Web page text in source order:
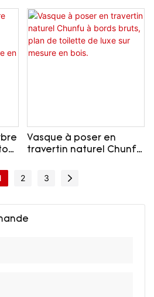
Chunfu, meuble-lavabo
suspendu de luxe en
bois cannelé sur mesure
Vasque à poser en
travertin naturel Chunfu
toilette de luxe sur
mesure en bois.
2 3